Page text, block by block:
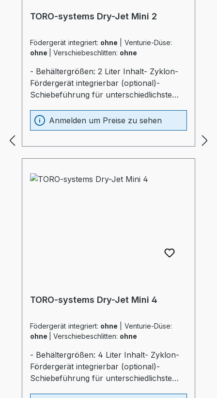
TORO-systems Dry-Jet Mini 2
Födergerät integriert: ohne
Venturie-Düse:
ohne
Verschiebeschlitten: ohne
- Behältergrößen: 2 Liter Inhalt- Zyklon-
Fördergerät integrierbar (optional)-
Schiebeführung für unterschiedlichste
Materialbehälter und Heizung optimal
wärmeisoliert (20mm)- Prozessheizung im
Spezialglas- Temperaturfühler am
Anmelden um Preise zu sehen
TORO-systems Dry-Jet Mini 4
Födergerät integriert: ohne
Venturie-Düse:
ohne
Verschiebeschlitten: ohne
- Behältergrößen: 4 Liter Inhalt- Zyklon-
Fördergerät integrierbar (optional)-
Schiebeführung für unterschiedlichste